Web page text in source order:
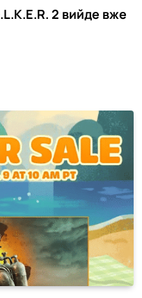
2 вийде вже